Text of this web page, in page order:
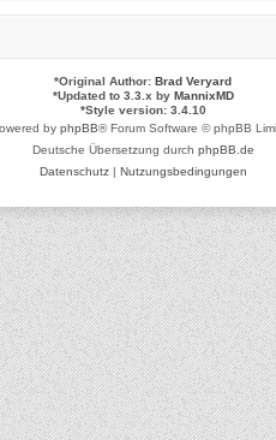
*Original Author: Brad Veryard
*Updated to 3.3.x by MannixMD
*Style version: 3.4.10
by phpBB® Forum Software © phpBB
Deutsche Übersetzung durch phpBB.de
Datenschutz| Nutzungsbedingungen